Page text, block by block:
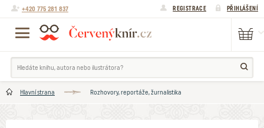
+420 775 281 837 REGISTRACE PŘIHLÁŠENÍ
Hlavní strana Rozhovory, reportáže, žurnalistika